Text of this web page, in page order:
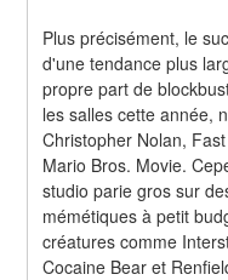
Plus précisément, le
d'une tendance plus
propre part de
les salles cette année,
Christopher Nolan,
Mario Bros. Movie.
studio parie gros sur
mémétiques à petit
créatures comme
Cocaine Bear et